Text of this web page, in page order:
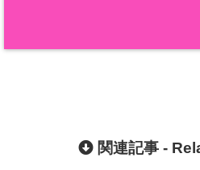
関連記事 -